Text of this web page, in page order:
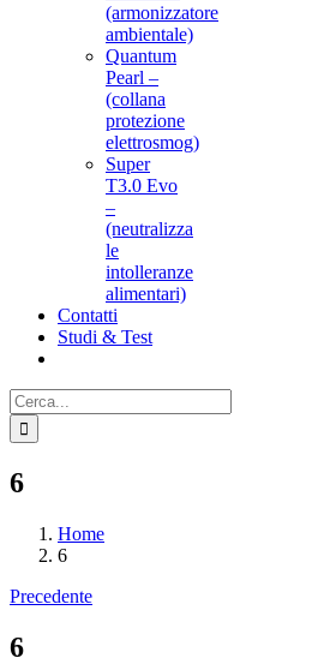
(armonizzatore
ambientale)
Quantum
Pearl –
(collana
protezione
elettrosmog)
Super
T3.0 Evo
–
(neutralizza
le
intolleranze
alimentari)
Contatti
Studi & Test
Cerca
per:
6
Home
6
Precedente
6